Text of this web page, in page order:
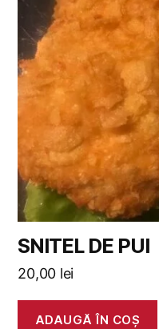
SNITEL DE PUI
20,00 lei
ADAUGĂ ÎN COȘ